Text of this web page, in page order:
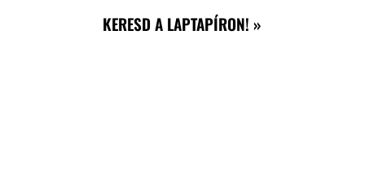
KERESD A LAPTAPÍRON! »